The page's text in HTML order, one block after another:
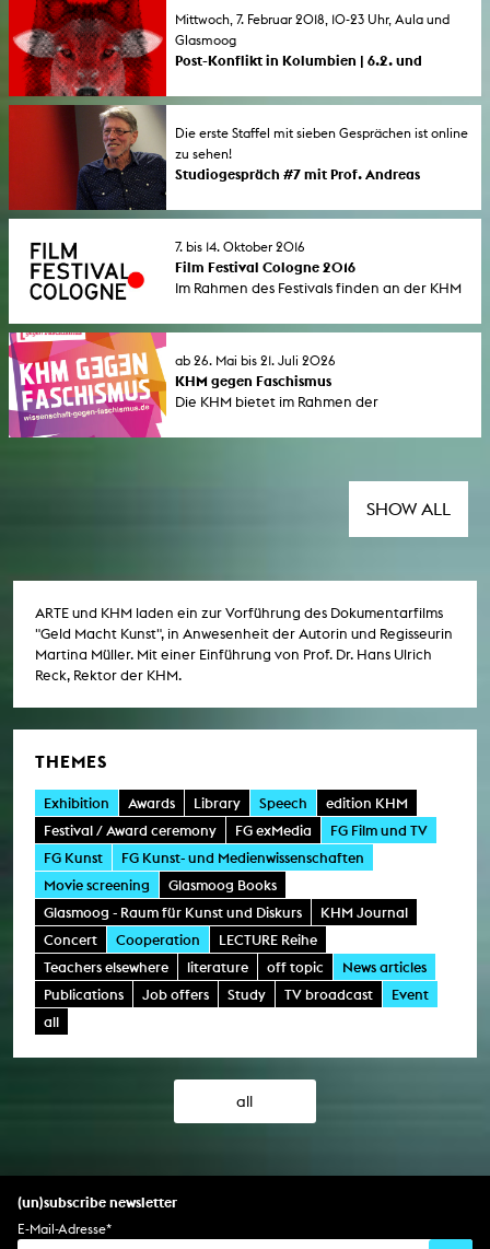
Mittwoch, 7. Februar 2018, 10-23 Uhr, Aula und
Glasmoog
Post-Konflikt in Kolumbien | 6.2. und
Symposium und Filmabend zu Narrativen
Die erste Staffel mit sieben Gesprächen ist online
zu sehen!
Studiogespräch #7 mit Prof. Andreas
In der Reihe + 25 KHM Studiogespräche mit
mit Andreas Henrich, von 1997 bis 2015
Professor für Gestaltung an der KHM.
7. bis 14. Oktober 2016
Film Festival Cologne 2016
Im Rahmen des Festivals finden an der KHM
Herzog "Lo and Behold", eine Konferenz zur
Stoffentwicklung statt.
ab 26. Mai bis 21. Juli 2026
KHM gegen Faschismus
Die KHM bietet im Rahmen der
SHOW ALL
ARTE und KHM laden ein zur Vorführung des Dokumentarfilms
"Geld Macht Kunst", in Anwesenheit der Autorin und Regisseurin
Martina Müller. Mit einer Einführung von Prof. Dr. Hans Ulrich
Reck, Rektor der KHM.
THEMES
Exhibition Awards Library Speech
edition KHM
Festival / Award ceremony
FG exMedia
FG Film und TV
FG Kunst
FG Kunst- und Medienwissenschaften
Movie screening
Glasmoog Books
Glasmoog - Raum für Kunst und Diskurs
KHM Journal
Concert
Cooperation
LECTURE Reihe
Teachers elsewhere
literature off topic
News articles
Publications
Job offers Study TV broadcast
Event
all
all
(un)subscribe newsletter
E-Mail-Adresse*